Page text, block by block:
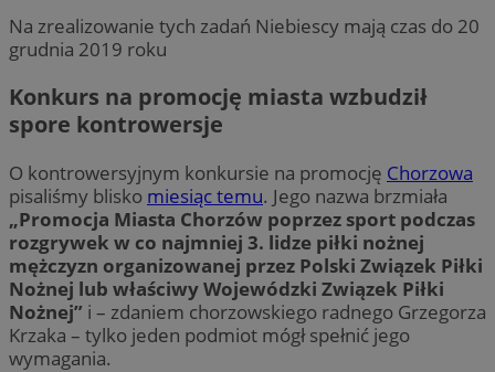
Na zrealizowanie tych zadań Niebiescy mają czas do 20
grudnia 2019 roku
Konkurs na promocję miasta wzbudził
spore kontrowersje
O kontrowersyjnym konkursie na promocję Chorzowa
pisaliśmy blisko miesiąc temu. Jego nazwa brzmiała
„Promocja Miasta Chorzów poprzez sport podczas
rozgrywek w co najmniej 3. lidze piłki nożnej
mężczyzn organizowanej przez Polski Związek Piłki
Nożnej lub właściwy Wojewódzki Związek Piłki
Nożnej” i – zdaniem chorzowskiego radnego Grzegorza
Krzaka – tylko jeden podmiot mógł spełnić jego
wymagania.